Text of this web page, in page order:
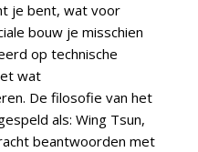
je bent, wat voor
bouw je misschien
op technische
wat
De filosofie van het
als: Wing Tsun,
beantwoorden met